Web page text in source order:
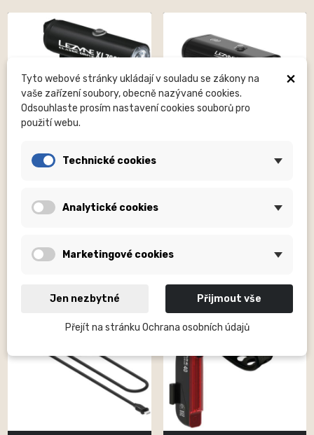
ZECTO DRIVE 200+ PAIR...
2 601,00 Kč
×
Tyto webové stránky ukládají v souladu se zákony na
vaše zařízení soubory, obecně nazývané cookies.
Odsouhlaste prosím nastavení cookies souborů pro
použití webu.
Technické cookies
Analytické cookies
Marketingové cookies
Jen nezbytné Přijmout vše
Přejít na stránku Ochrana osobních údajů